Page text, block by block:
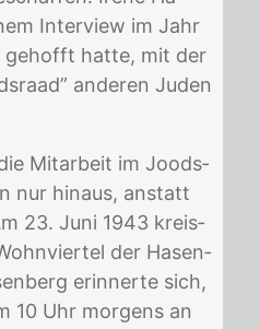
In­ter­view im Jahr
ge­hofft hat­te, mit der
an­de­ren Ju­den
Mit­ar­beit im Joods­
nur hin­aus, an­statt
23. Juni 1943 kreis­
der Ha­sen­
er­in­ner­te sich,
10 Uhr mor­gens an